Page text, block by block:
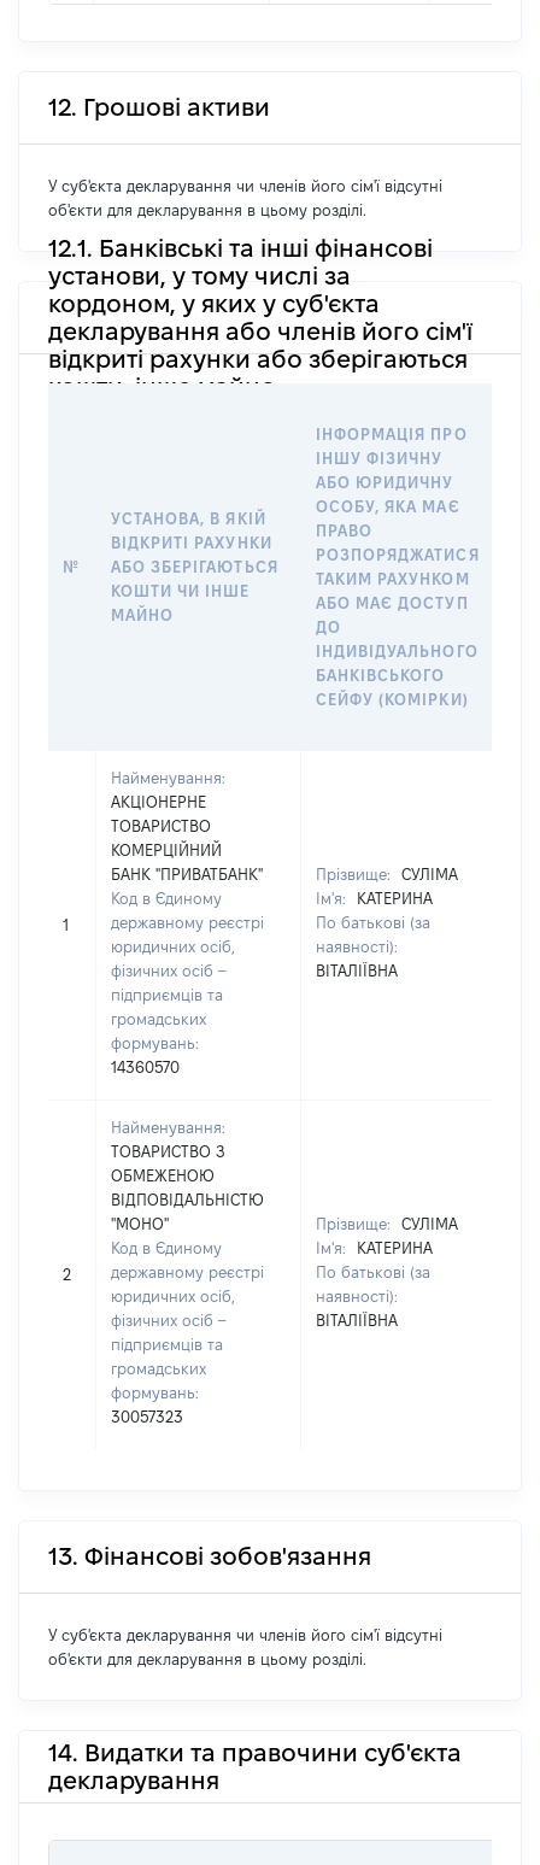
12. Грошові активи
У суб'єкта декларування чи членів його сім'ї відсутні
об'єкти для декларування в цьому розділі.
12.1. Банківські та інші фінансові
установи, у тому числі за
кордоном, у яких у суб'єкта
декларування або членів його сім'ї
відкриті рахунки або зберігаються
кошти, інше майно
№
УСТАНОВА, В ЯКІЙ
ВІДКРИТІ РАХУНКИ
АБО ЗБЕРІГАЮТЬСЯ
КОШТИ ЧИ ІНШЕ
МАЙНО
ІНФОРМАЦІЯ ПРО
ІНШУ ФІЗИЧНУ
АБО ЮРИДИЧНУ
ОСОБУ, ЯКА МАЄ
ПРАВО
РОЗПОРЯДЖАТИСЯ
ТАКИМ РАХУНКОМ
АБО МАЄ ДОСТУП
ДО
ІНДИВІДУАЛЬНОГО
БАНКІВСЬКОГО
СЕЙФУ (КОМІРКИ)
1
Найменування:
АКЦІОНЕРНЕ
ТОВАРИСТВО
КОМЕРЦІЙНИЙ
БАНК "ПРИВАТБАНК"
Код в Єдиному
державному реєстрі
юридичних осіб,
фізичних осіб –
підприємців та
громадських
формувань:
14360570
Прізвище:
СУЛІМА
Ім'я:
КАТЕРИНА
По батькові (за
наявності):
ВІТАЛІЇВНА
2
Найменування:
ТОВАРИСТВО З
ОБМЕЖЕНОЮ
ВІДПОВІДАЛЬНІСТЮ
"МОНО"
Код в Єдиному
державному реєстрі
юридичних осіб,
фізичних осіб –
підприємців та
громадських
формувань:
30057323
Прізвище:
СУЛІМА
Ім'я:
КАТЕРИНА
По батькові (за
наявності):
ВІТАЛІЇВНА
13. Фінансові зобов'язання
У суб'єкта декларування чи членів його сім'ї відсутні
об'єкти для декларування в цьому розділі.
14. Видатки та правочини суб'єкта
декларування